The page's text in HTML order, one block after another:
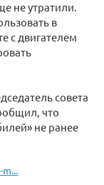
не утратили.
в
с двигателем
совета
что
не ранее